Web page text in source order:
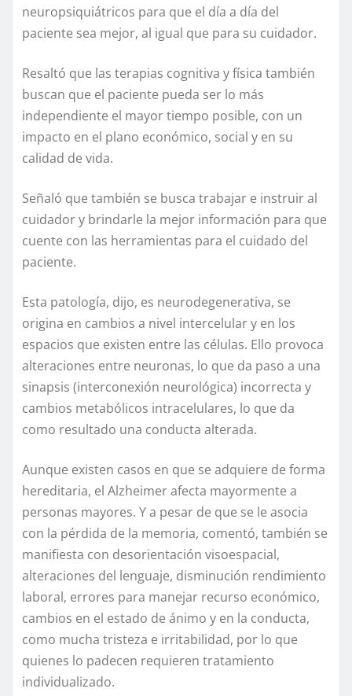
neuropsiquiátricos para que el día a día del
paciente sea mejor, al igual que para su cuidador.
Resaltó que las terapias cognitiva y física también
buscan que el paciente pueda ser lo más
independiente el mayor tiempo posible, con un
impacto en el plano económico, social y en su
calidad de vida.
Señaló que también se busca trabajar e instruir al
cuidador y brindarle la mejor información para que
cuente con las herramientas para el cuidado del
paciente.
Esta patología, dijo, es neurodegenerativa, se
origina en cambios a nivel intercelular y en los
espacios que existen entre las células. Ello provoca
alteraciones entre neuronas, lo que da paso a una
sinapsis (interconexión neurológica) incorrecta y
cambios metabólicos intracelulares, lo que da
como resultado una conducta alterada.
Aunque existen casos en que se adquiere de forma
hereditaria, el Alzheimer afecta mayormente a
personas mayores. Y a pesar de que se le asocia
con la pérdida de la memoria, comentó, también se
manifiesta con desorientación visoespacial,
alteraciones del lenguaje, disminución rendimiento
laboral, errores para manejar recurso económico,
cambios en el estado de ánimo y en la conducta,
como mucha tristeza e irritabilidad, por lo que
quienes lo padecen requieren tratamiento
individualizado.